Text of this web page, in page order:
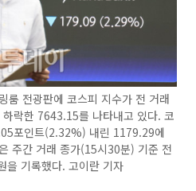
전광판에 코스피 지수가 전 거래
락한 7643.15를 나타내고 있다. 코
포인트(2.32%) 내린 1179.29에
주간 거래 종가(15시30분) 기준 전
기록했다. 고이란 기자